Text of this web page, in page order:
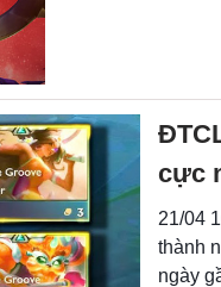
cực
21/04
thành
ngày